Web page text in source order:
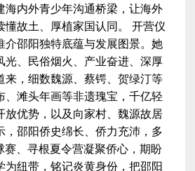
海内外青少年沟通桥梁，让海外
懂故土、厚植家国认同。 开营仪
介邵阳独特底蕴与发展图景。她
光、民俗烟火、产业奋进、深厚
来，细数魏源、蔡锷、贺绿汀等
、滩头年画等非遗瑰宝，千亿轻
放优势，以及向家村、魏源故居
，邵阳侨史绵长、侨力充沛，多
赛、寻根夏令营凝聚侨心，期盼
为纽带，铭记炎黄身份，把邵阳